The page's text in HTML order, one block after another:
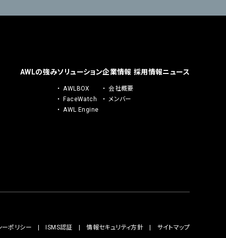
AWLの強みソリューション
AWLBOX
FaceWatch
AWL Engine
企業情報
会社概要
メンバー
採用情報ニュース
ーポリシー ISMS認証 情報セキュリティ方針 サイトマップ